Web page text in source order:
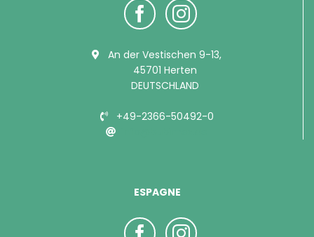
An der Vestischen 9-13,
45701 Herten
DEUTSCHLAND
+49-2366-50492-0
ESPAGNE